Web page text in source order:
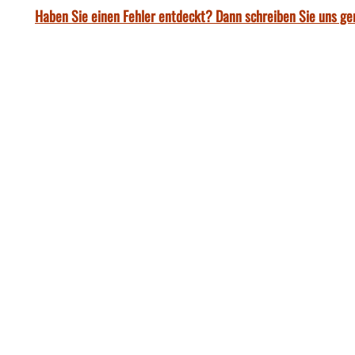
Haben Sie einen Fehler entdeckt? Dann schreiben Sie uns